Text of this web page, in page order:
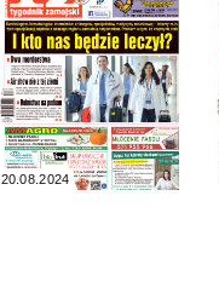
20.08.2024